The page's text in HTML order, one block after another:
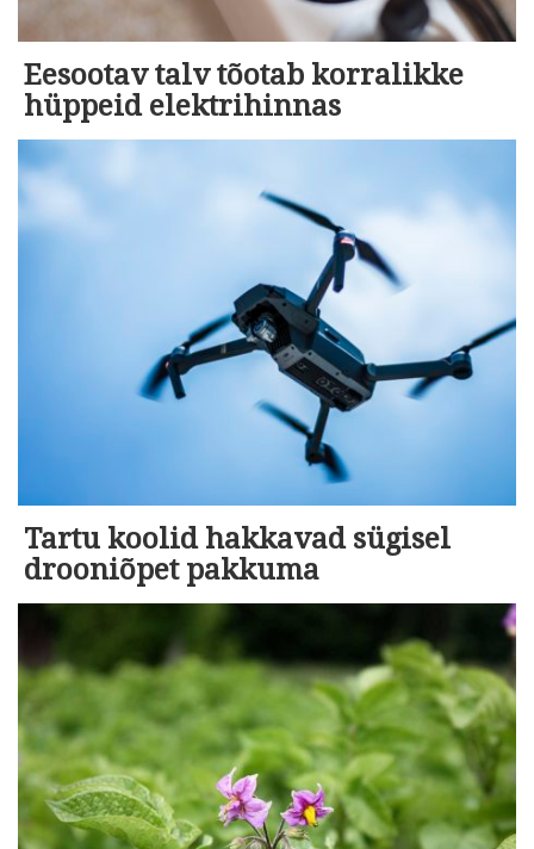
Eesootav talv tõotab korralikke
hüppeid elektrihinnas
Tartu koolid hakkavad sügisel
drooniõpet pakkuma